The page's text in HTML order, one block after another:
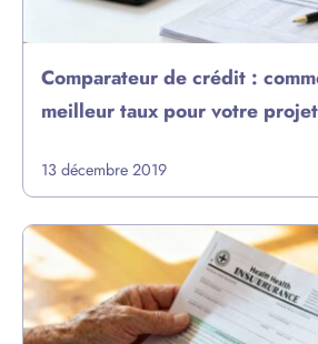
Comparateur de crédit :
meilleur taux pour votre projet
13 décembre 2019